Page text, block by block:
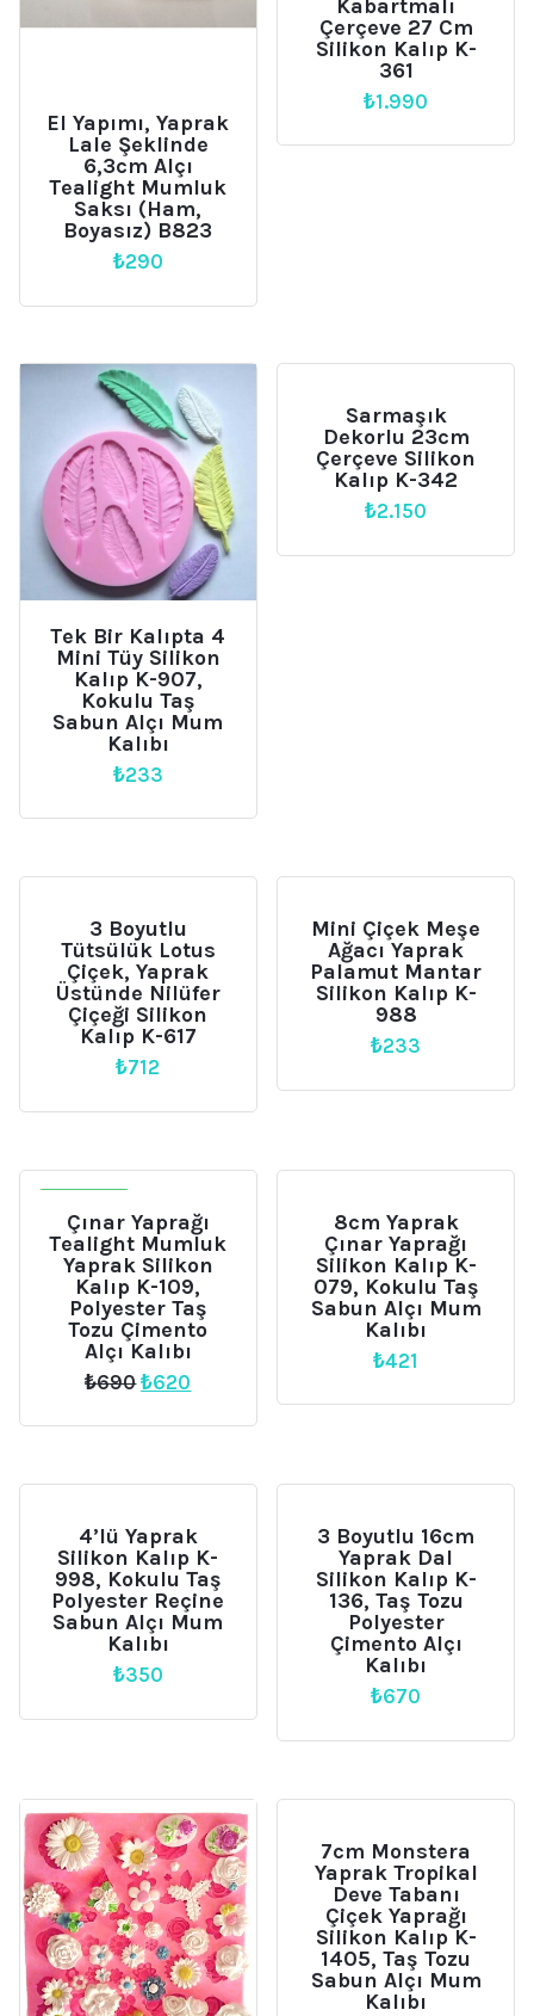
El Yapımı, Yaprak
Lale Şeklinde
6,3cm Alçı
Tealight Mumluk
Saksı (Ham,
Boyasız) B823
₺290
Kabartmalı
Çerçeve 27 Cm
Silikon Kalıp K-
361
₺1.990
Tek Bir Kalıpta 4
Mini Tüy Silikon
Kalıp K-907,
Kokulu Taş
Sabun Alçı Mum
Kalıbı
₺233
Sarmaşık
Dekorlu 23cm
Çerçeve Silikon
Kalıp K-342
₺2.150
3 Boyutlu
Tütsülük Lotus
Çiçek, Yaprak
Üstünde Nilüfer
Çiçeği Silikon
Kalıp K-617
₺712
Mini Çiçek Meşe
Ağacı Yaprak
Palamut Mantar
Silikon Kalıp K-
988
₺233
Çınar Yaprağı
Tealight Mumluk
Yaprak Silikon
Kalıp K-109,
Polyester Taş
Tozu Çimento
Alçı Kalıbı
₺690Orijinal
₺690.
₺620
fiyat:
8cm Yaprak
Çınar Yaprağı
Silikon Kalıp K-
079, Kokulu Taş
Sabun Alçı Mum
Kalıbı
₺421
4’lü Yaprak
Silikon Kalıp K-
998, Kokulu Taş
Polyester Reçine
Sabun Alçı Mum
Kalıbı
₺350
3 Boyutlu 16cm
Yaprak Dal
Silikon Kalıp K-
136, Taş Tozu
Polyester
Çimento Alçı
Kalıbı
₺670
7cm Monstera
Yaprak Tropikal
Deve Tabanı
Çiçek Yaprağı
Silikon Kalıp K-
1405, Taş Tozu
Sabun Alçı Mum
Kalıbı